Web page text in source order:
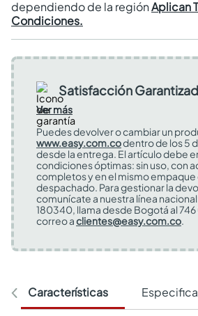
dependiendo de la regiónAplican
Condiciones.
Satisfacción
Ver más
Puedes devolver o cambiar un
www.easy.com.codentro de los 5
desde la entrega. El artículo debe
condiciones óptimas: sin uso, con
completos y en el mismo empaque
despachado. Para gestionar la
comunícate a nuestra línea
180340, llama desde Bogotá al
correo aclientes@easy.com.co.
Características